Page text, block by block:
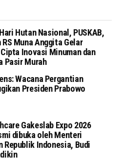
Hutan Nasional, PUSKAB,
RS Muna Anggita Gelar
Inovasi Minuman dan
Pasir Murah
Wacana Pergantian
Presiden Prabowo
Gakeslab Expo 2026
dibuka oleh Menteri
Republik Indonesia, Budi